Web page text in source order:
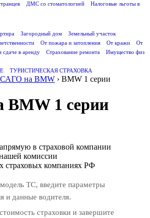
ДМС со стоматологией
Налоговые льготы в
Загородный дом
Земельный участок
От пожара и затопления От кражи
От
сдаче в аренду Страхование ремонта
Имущество физ
ТУРИСТИЧЕСКАЯ СТРАХОВКА
на BMW › BMW 1 серии
1 серии
в страховой компании
комиссии
страховых компаниях РФ
ТС, введите параметры
и данные водителя.
страховки и завершите